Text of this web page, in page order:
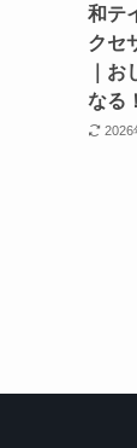
和テ
クセ
｜
なる！
2026